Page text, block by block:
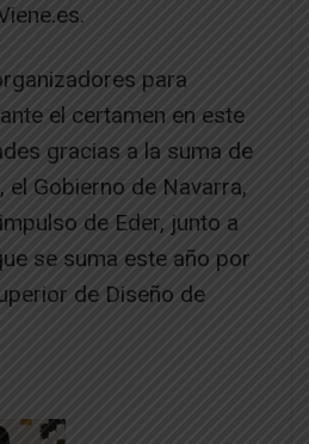
para
el certamen en este
gracias a la suma de
Gobierno de Navarra,
de Eder, junto a
se suma este año por
de Diseño de